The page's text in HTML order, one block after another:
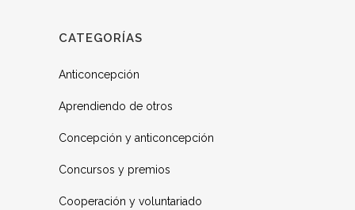
CATEGORÍAS
Anticoncepción
Aprendiendo de otros
Concepción y anticoncepción
Concursos y premios
Cooperación y voluntariado